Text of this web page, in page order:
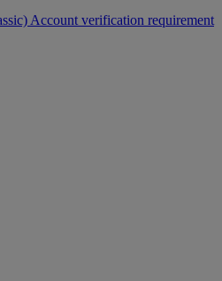
Account verification requirement